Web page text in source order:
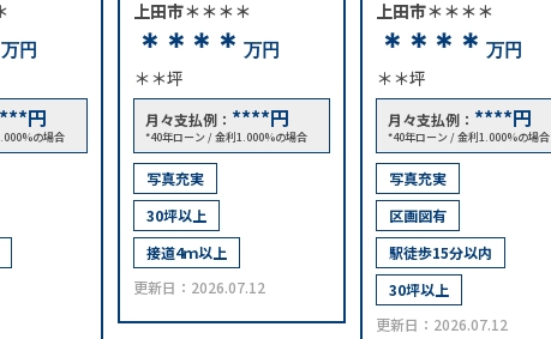
万円
円
の場合
上田市＊＊＊＊
＊＊＊＊ 万円
＊＊坪
月々支払例： ****円
*40年ローン / 金利1.000%の場合
写真充実
30坪以上
接道4ｍ以上
更新日：2026.07.12
上田市＊＊＊＊
＊＊＊＊ 万円
＊＊坪
月々支払例： ****円
*40年ローン / 金利1.000%の場合
写真充実
区画図有
駅徒歩15分以内
30坪以上
更新日：2026.07.12